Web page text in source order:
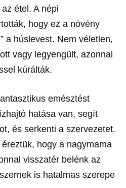
étel. A népi
hogy ez a növény
a húslevest. Nem véletlen,
vagy legyengült, azonnal
kúrálták.
emésztést
hatása van, segít
és serkenti a szervezetet.
hogy a nagymama
visszatér belénk az
is hatalmas szerepe